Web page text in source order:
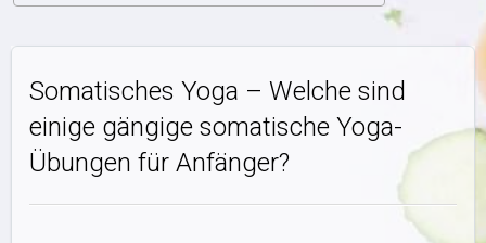
Somatisches Yoga – Welche sind
einige gängige somatische Yoga-
Übungen für Anfänger?